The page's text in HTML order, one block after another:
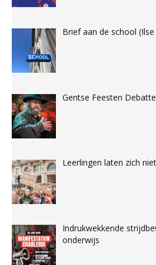
Brief aan de school (Ilse
Gentse Feesten
Leerlingen laten zich
Indrukwekkende
onderwijs